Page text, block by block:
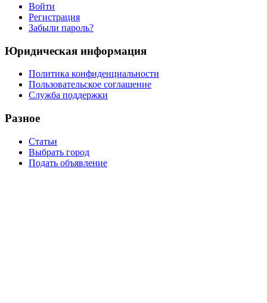
Войти
Регистрация
Забыли пароль?
Юридическая информация
Политика конфиденциальности
Пользовательское соглашение
Служба поддержки
Разное
Статьи
Выбрать город
Подать объявление